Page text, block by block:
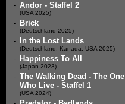
- Andor - Staffel 2
(USA 2025)
- Brick
(Deutschland 2025)
- In the Lost Lands
(Deutschland, Kanada, USA 2025)
- Happiness To All
(Japan 2023)
- The Walking Dead - The One
Who Live - Staffel 1
(USA 2024)